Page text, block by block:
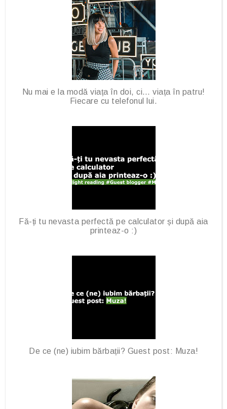
k
l
u
s
Nu mai e la modă viața în doi, ci… viața în patru!
Fiecare cu telefonul lui.
Fă-ți tu nevasta perfectă pe calculator și după aia
printeaz-o :)
De ce (ne) iubim bărbații? Guest post: Muza!